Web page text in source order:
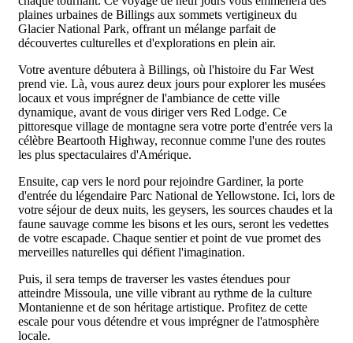
plaines urbaines de Billings aux sommets vertigineux du
Glacier National Park, offrant un mélange parfait de
découvertes culturelles et d'explorations en plein air.
Votre aventure débutera à Billings, où l'histoire du Far West
prend vie. Là, vous aurez deux jours pour explorer les musées
locaux et vous imprégner de l'ambiance de cette ville
dynamique, avant de vous diriger vers Red Lodge. Ce
pittoresque village de montagne sera votre porte d'entrée vers la
célèbre Beartooth Highway, reconnue comme l'une des routes
les plus spectaculaires d'Amérique.
Ensuite, cap vers le nord pour rejoindre Gardiner, la porte
d'entrée du légendaire Parc National de Yellowstone. Ici, lors de
votre séjour de deux nuits, les geysers, les sources chaudes et la
faune sauvage comme les bisons et les ours, seront les vedettes
de votre escapade. Chaque sentier et point de vue promet des
merveilles naturelles qui défient l'imagination.
Puis, il sera temps de traverser les vastes étendues pour
atteindre Missoula, une ville vibrant au rythme de la culture
Montanienne et de son héritage artistique. Profitez de cette
escale pour vous détendre et vous imprégner de l'atmosphère
locale.